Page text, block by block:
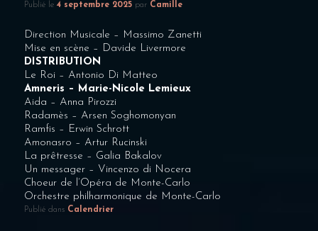
Publié le4 septembre 2025 par Camille
Direction Musicale – Massimo Zanetti
Mise en scène – Davide Livermore
DISTRIBUTION
Le Roi – Antonio Di Matteo
Amneris – Marie-Nicole Lemieux
Aida – Anna Pirozzi
Radamès – Arsen Soghomonyan
Ramfis – Erwin Schrott
Amonasro – Artur Rucinski
La prêtresse – Galia Bakalov
Un messager – Vincenzo di Nocera
Choeur de l’Opéra de Monte-Carlo
Orchestre philharmonique de Monte-Carlo
Publié dans Calendrier